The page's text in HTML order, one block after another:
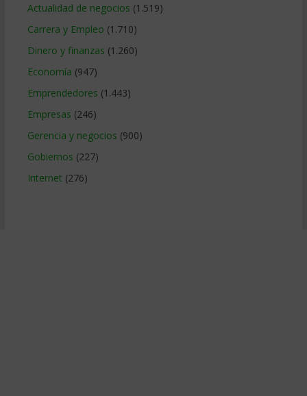
Actualidad de negocios (1.519)
Carrera y Empleo (1.710)
Dinero y finanzas (1.260)
Economía (947)
Emprendedores (1.443)
Empresas (246)
Gerencia y negocios (900)
Gobiernos (227)
Internet (276)